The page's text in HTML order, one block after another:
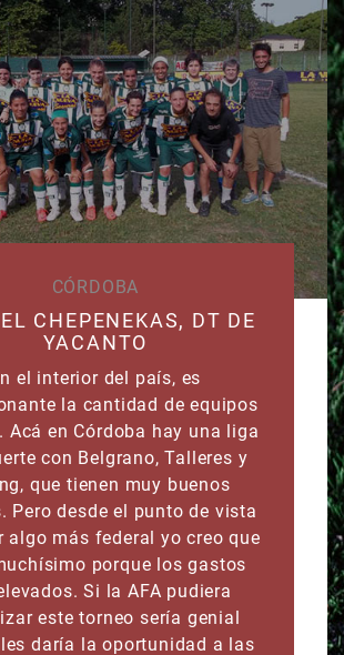
CÓRDOBA
CHEPENEKAS, DT DE
YACANTO
el interior del país, es
la cantidad de equipos
Acá en Córdoba hay una liga
con Belgrano, Talleres y
que tienen muy buenos
Pero desde el punto de vista
algo más federal yo creo que
porque los gastos
Si la AFA pudiera
este torneo sería genial
daría la oportunidad a las